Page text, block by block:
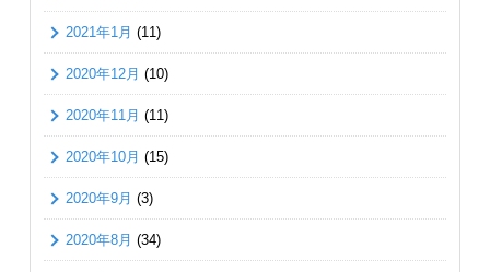
2021年1月 (11)
2020年12月 (10)
2020年11月 (11)
2020年10月 (15)
2020年9月 (3)
2020年8月 (34)